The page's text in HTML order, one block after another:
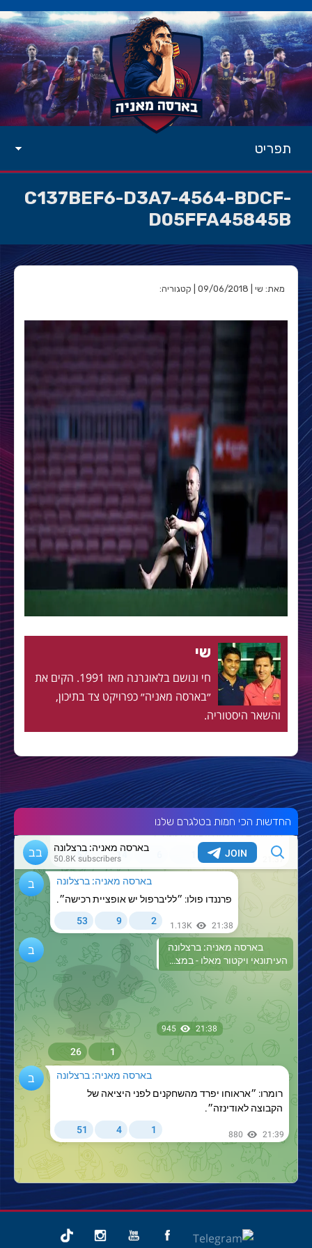
תפריט
C137BEF6-D3A7-4564-BDCF-
D05FFA45845B
מאת: שי | 09/06/2018 | קטגוריה:
שי
חי ונושם בלאוגרנה מאז 1991. הקים את
״בארסה מאניה״ כפרויקט צד בתיכון,
והשאר היסטוריה.
החדשות הכי חמות בטלגרם שלנו